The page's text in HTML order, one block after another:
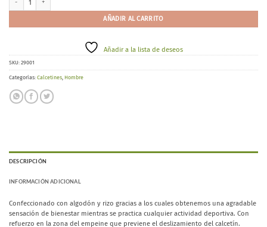
AÑADIR AL CARRITO
Añadir a la lista de deseos
SKU: 29001
Categorías: Calcetines Hombre
DESCRIPCIÓN
INFORMACIÓN ADICIONAL
Confeccionado con algodón y rizo gracias a los cuales obtenemos una agradable
sensación de bienestar mientras se practica cualquier actividad deportiva. Con
refuerzo en la zona del empeine que previene el deslizamiento del calcetín.